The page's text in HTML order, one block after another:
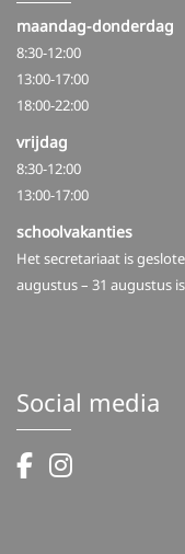
maandag-donderdag
8:30-12:00
13:00-17:00
18:00-22:00
vrijdag
8:30-12:00
13:00-17:00
schoolvakanties
Het secretariaat is
augustus – 31 augustus
Social media